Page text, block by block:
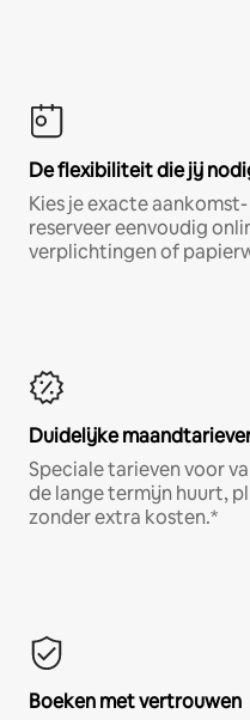
De flexibiliteit die jij
Kies je exacte
reserveer eenvoudig
verplichtingen of
Duidelijke
Speciale tarieven voor
de lange termijn huurt,
zonder extra kosten.*
Boeken met vertrouwen